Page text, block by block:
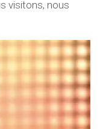
visitons, nous